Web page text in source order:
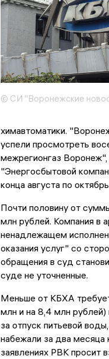
© СИ "Воронежские
химавтоматики.
успели просмотреть
межрегионгаз
"Энергосбытовой
конца августа по
Почти половину от
млн рублей. Компания в
ненадлежащем
оказания услуг" со
обращения в суд
суде не уточненные.
Меньше от КБХА
млн и на 8,4 млн рублей)
за отпуск питьевой
набежали за два
заявлениях РВК просит